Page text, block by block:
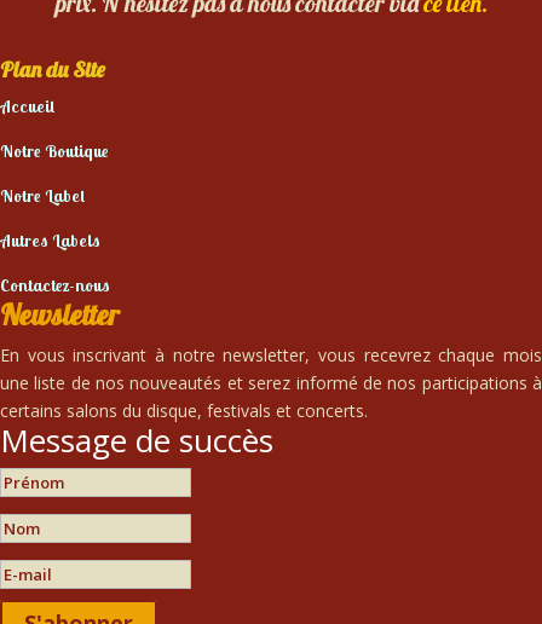
Plan du Site
Accueil
Notre Boutique
Notre Label
Autres Labels
Contactez-nous
Newsletter
En vous inscrivant à notre newsletter, vous recevrez chaque mois
une liste de nos nouveautés et serez informé de nos participations à
certains salons du disque, festivals et concerts.
Message de succès